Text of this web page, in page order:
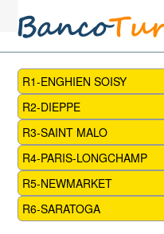
R1-ENGHIEN SOISY
R2-DIEPPE
R3-SAINT MALO
R4-PARIS-LONGCHAMP
R5-NEWMARKET
R6-SARATOGA